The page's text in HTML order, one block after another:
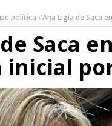
política Ana Ligia de Saca
Saca
inicial